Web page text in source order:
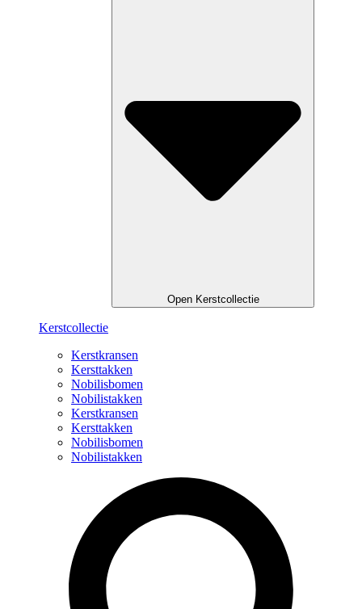
Open Kerstcollectie
Kerstcollectie
Kerstkransen
Kersttakken
Nobilisbomen
Nobilistakken
Kerstkransen
Kersttakken
Nobilisbomen
Nobilistakken